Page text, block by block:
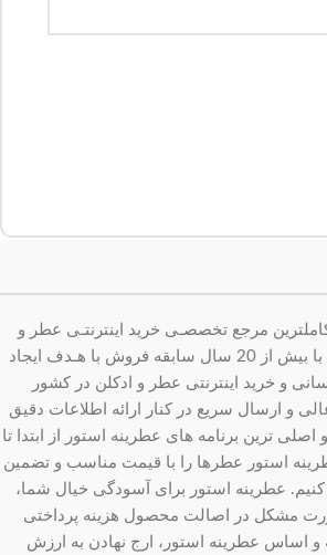
مرجع تخصصـی خرید اینترنتـی عطر و
ادکلن و آرایشی بهداشتی با بیش از 20 سال سابقه فروش با هـدف ایجاد
و خرید اینترنتی عطر و ادکلن در کشور
و ارسال سریع در کنار ارائه اطلاعات دقیق
ترین برنامه های عطرینه استور از ابتدا تا
استور عطرها را با قیمت مناسب و تضمین
کنیم. عطرینه استور برای آسودگی خیال شما،
مشکل در اصالت محصول هزینه پرداختی
و اساس عطرینه استور، ارج نهادن به ارزش